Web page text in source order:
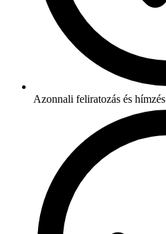
Azonnali feliratozás és hímzés